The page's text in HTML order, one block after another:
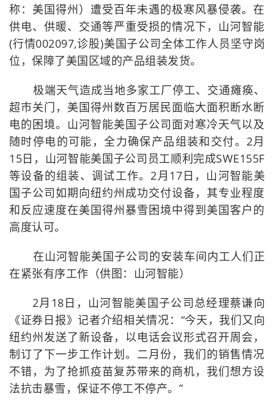
称：美国得州）遭受百年未遇的极寒风暴侵袭。在
供电、供暖、交通等严重受损的情况下，山河智能
(行情002097,诊股)美国子公司全体工作人员坚守岗
位，保障了美国区域的产品组装发货。
极端天气造成当地多家工厂停工、交通瘫痪、
超市关门，美国得州数百万居民面临大面积断水断
电的困境。山河智能美国子公司面对寒冷天气以及
随时停电的可能，全力确保产品组装和交付。2月
15日，山河智能美国子公司员工顺利完成SWE155F
等设备的组装、调试工作。2月17日，山河智能美
国子公司如期向纽约州成功交付设备，其专业程度
和反应速度在美国得州暴雪困境中得到美国客户的
高度认可。
在山河智能美国子公司的安装车间内工人们正
在紧张有序工作（供图：山河智能）
2月18日，山河智能美国子公司总经理蔡谦向
《证券日报》记者介绍相关情况：“今天，我们又向
纽约州发送了新设备，以电话会议形式召开周会，
制订了下一步工作计划。二月份，我们的销售情况
不错，为了抢抓疫苗复苏带来的商机，我们想方设
法抗击暴雪，保证不停工不停产。”